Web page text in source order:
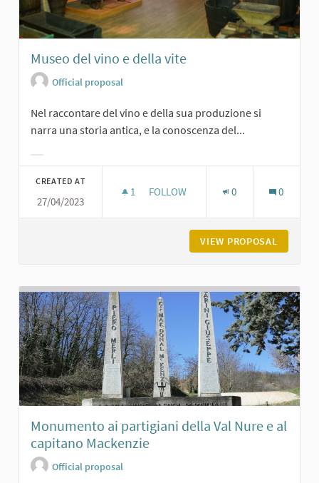
Museo del vino e della vite
Official proposal
Nel raccontare del vino e della sua produzione si
narra una storia antica, e la conoscenza del...
CREATED AT
27/04/2023
1 1 FOLLOWER
FOLLOW 0 0
VIEW PROPOSAL
Monumento ai partigiani della Val Nure e al
capitano Mackenzie
Official proposal